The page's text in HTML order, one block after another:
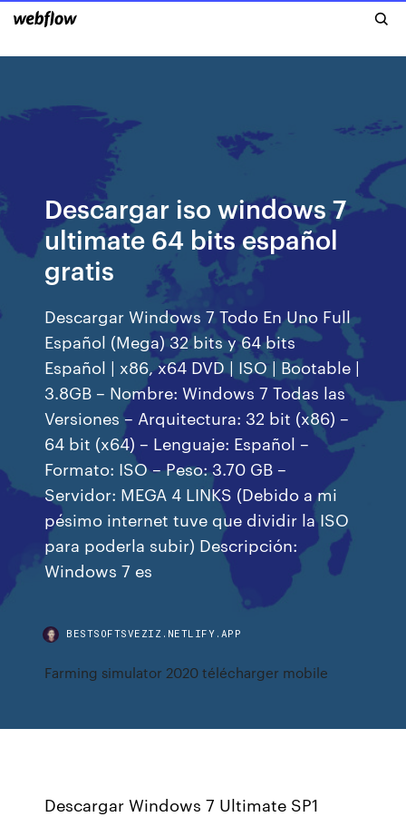
Descargar iso windows 7
ultimate 64 bits español
gratis
Descargar Windows 7 Todo En Uno Full
Español (Mega) 32 bits y 64 bits
Español | x86, x64 DVD | ISO | Bootable |
3.8GB – Nombre: Windows 7 Todas las
Versiones – Arquitectura: 32 bit (x86) –
64 bit (x64) – Lenguaje: Español –
Formato: ISO – Peso: 3.70 GB –
Servidor: MEGA 4 LINKS (Debido a mi
pésimo internet tuve que dividir la ISO
para poderla subir) Descripción:
Windows 7 es
BESTSOFTSVEZIZ.NETLIFY.APP
Farming simulator 2020 télécharger mobile
Descargar Windows 7 Ultimate SP1